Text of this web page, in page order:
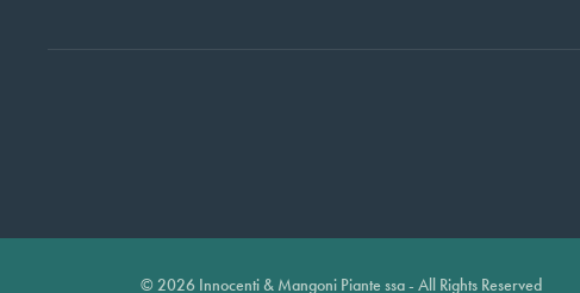
© 2026 Innocenti & Mangoni Piante ssa - All Rights Reserved